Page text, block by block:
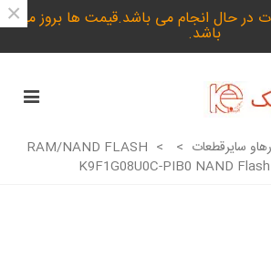
در حال انجام می باشد.قیمت ها بروز می
باشد.
×
سایرقطعات >
RAM/NAND FLASH >
K9F1G08U0C-PIB0 NAND